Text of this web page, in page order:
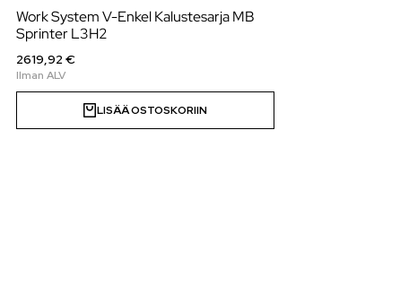
Work System V-Enkel Kalustesarja MB
Sprinter L3H2
2619,92 €
LISÄÄ OSTOSKORIIN